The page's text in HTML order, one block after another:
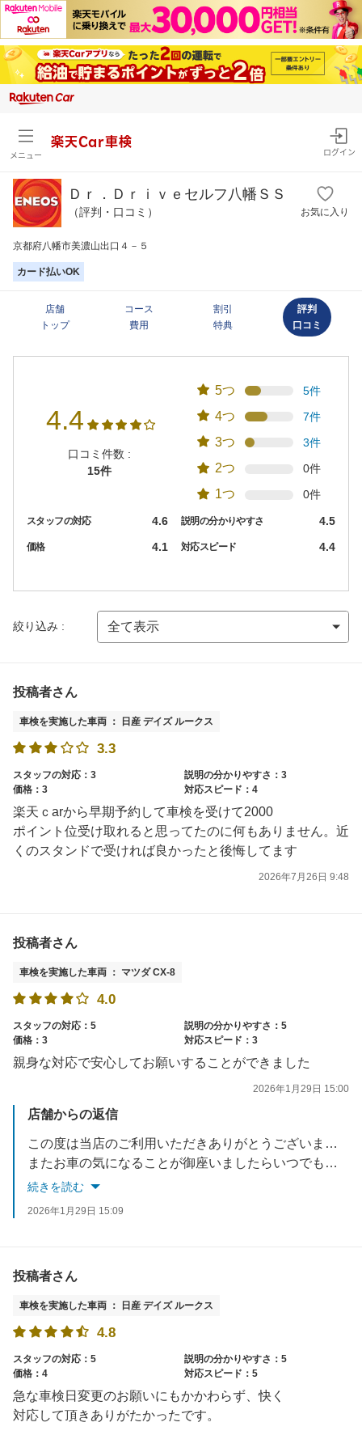
メニュー
楽天Car車検
ログイン
Ｄｒ．Ｄｒｉｖｅセルフ八幡ＳＳ
（評判・口コミ） お気に入り
京都府八幡市美濃山出口４－５
カード払いOK
店舗
トップ
コース
費用
割引
特典
評判
口コミ
4.4
口コミ件数 :
15件
5つ 5件
4つ 7件
3つ 3件
2つ 0件
1つ 0件
スタッフの対応 4.6 説明の分かりやすさ 4.5
価格 4.1 対応スピード 4.4
絞り込み :
投稿者さん
車検を実施した車両 ： 日産 デイズ ルークス
3.3
スタッフの対応：3
説明の分かりやすさ：3
価格：3
対応スピード：4
楽天ｃarから早期予約して車検を受けて2000
ポイント位受け取れると思ってたのに何もありません。近
くのスタンドで受ければ良かったと後悔してます
2026年7月26日 9:48
投稿者さん
車検を実施した車両 ： マツダ CX-8
4.0
スタッフの対応：5
説明の分かりやすさ：5
価格：3
対応スピード：3
親身な対応で安心してお願いすることができました
2026年1月29日 15:00
店舗からの返信
この度は当店のご利用いただきありがとうございます。
またお車の気になることが御座いましたらいつでもお声掛けください。
またのご来店お待ちしております。
続きを読む
2026年1月29日 15:09
投稿者さん
車検を実施した車両 ： 日産 デイズ ルークス
4.8
スタッフの対応：5
説明の分かりやすさ：5
価格：4
対応スピード：5
急な車検日変更のお願いにもかかわらず、快く
対応して頂きありがたかったです。